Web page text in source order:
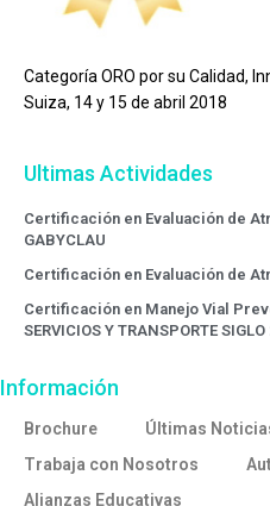
Categoría ORO por su Calidad,
Suiza, 14 y 15 de abril 2018
Ultimas Actividades
Certificación en Evaluación de
GABYCLAU
Certificación en Evaluación de
Certificación en Manejo Vial
SERVICIOS Y TRANSPORTE SIGLO
Información
Brochure
Últimas
Trabaja con Nosotros
Alianzas Educativas